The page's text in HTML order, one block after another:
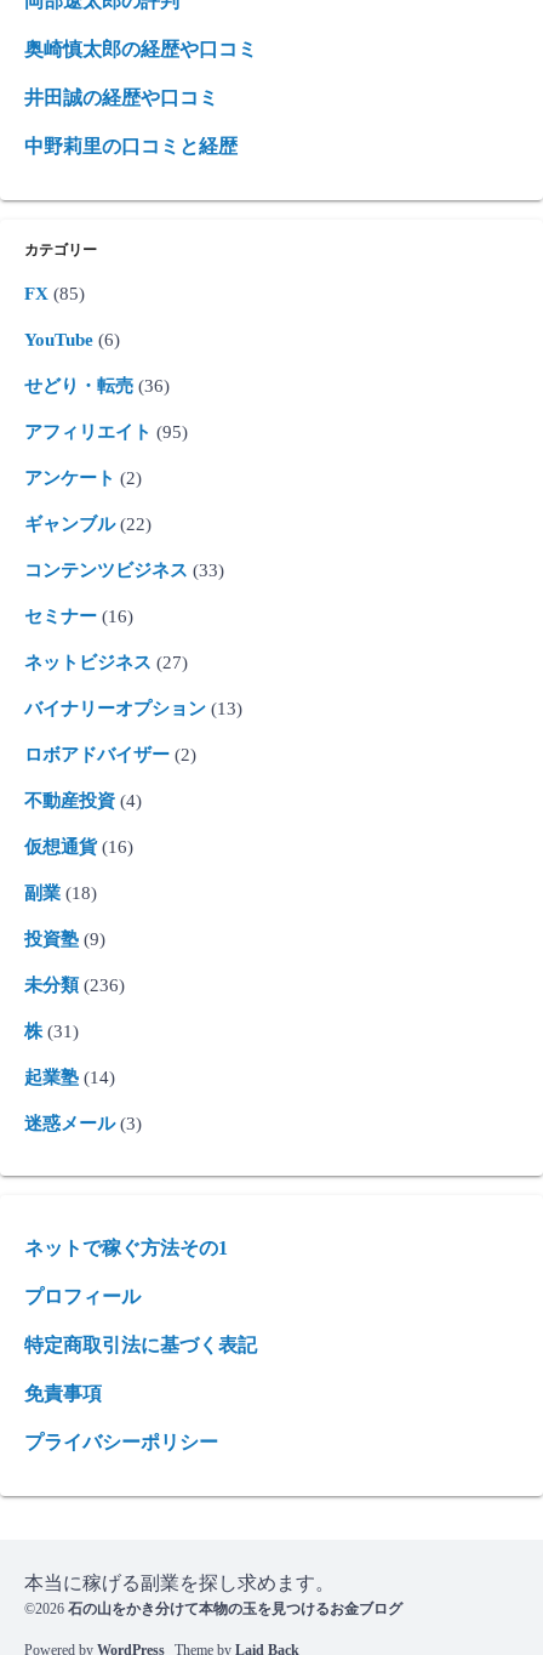
奥崎慎太郎の経歴や口コミ
井田誠の経歴や口コミ
中野莉里の口コミと経歴
カテゴリー
FX (85)
YouTube (6)
せどり・転売 (36)
アフィリエイト (95)
アンケート (2)
ギャンブル(22)
コンテンツビジネス (33)
セミナー (16)
ネットビジネス (27)
バイナリーオプション (13)
ロボアドバイザー (2)
不動産投資 (4)
仮想通貨(16)
副業 (18)
投資塾 (9)
未分類 (236)
株 (31)
起業塾 (14)
迷惑メール(3)
ネットで稼ぐ方法その1
プロフィール
特定商取引法に基づく表記
免責事項
プライバシーポリシー
本当に稼げる副業を探し求めます。
©2026 石の山をかき分けて本物の玉を見つけるお金ブログ
Powered by WordPress Theme by Laid Back